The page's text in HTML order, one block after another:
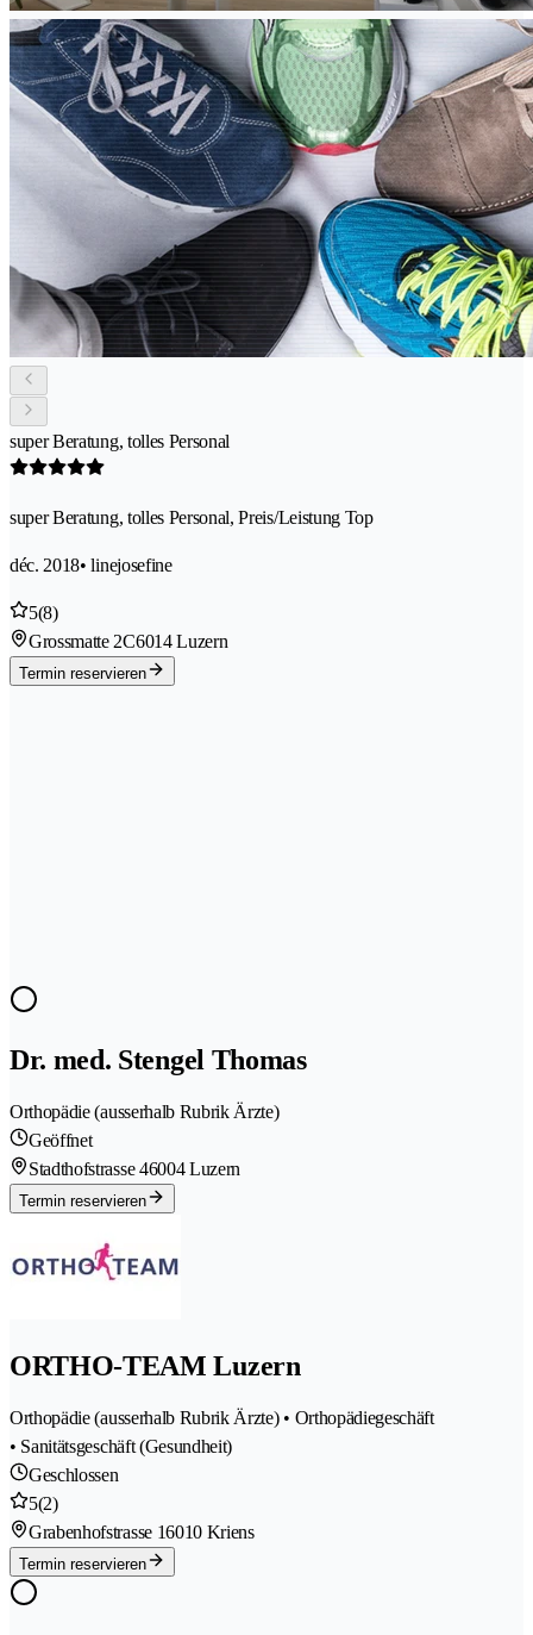
super Beratung, tolles Personal
super Beratung, tolles Personal, Preis/Leistung Top
déc. 2018• linejosefine
5(8)
Grossmatte 2C6014 Luzern
Termin reservieren
Dr. med. Stengel Thomas
Orthopädie (ausserhalb Rubrik Ärzte)
Geöffnet
Stadthofstrasse 46004 Luzern
Termin reservieren
ORTHO-TEAM Luzern
Orthopädie (ausserhalb Rubrik Ärzte) • Orthopädiegeschäft
• Sanitätsgeschäft (Gesundheit)
Geschlossen
5(2)
Grabenhofstrasse 16010 Kriens
Termin reservieren